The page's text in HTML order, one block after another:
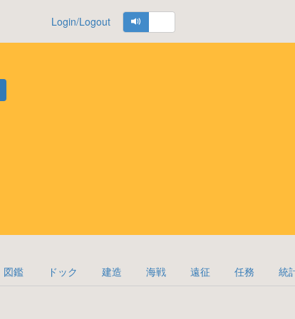
Login/Logout
図鑑 ドック 建造 海戦 遠征 任務 統